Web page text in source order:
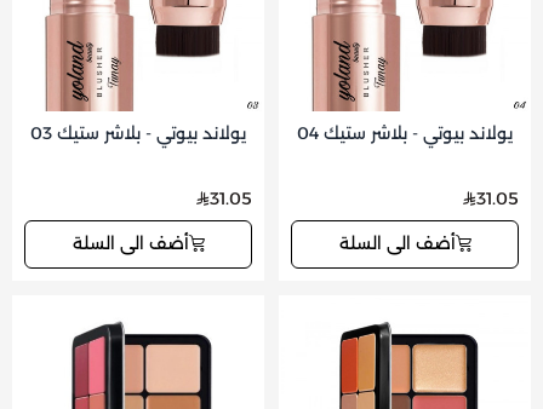
يولاند بيوتي - بلاشر ستيك 04
31.05
أضف الى السلة
يولاند بيوتي - بلاشر ستيك 03
31.05
أضف الى السلة